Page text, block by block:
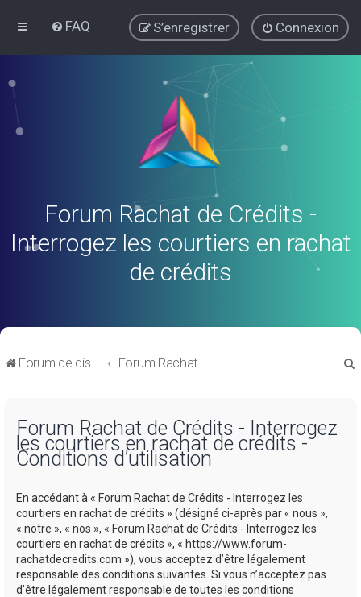
FAQ Connexion
S’enregistrer
Forum Rachat de Crédits -
Interrogez les courtiers en rachat
de crédits
Forum de discussions sur le Regroupement de Crédits et le Rachat de Crédits Forum Rachat de Crédits
Forum Rachat de Crédits - Interrogez
les courtiers en rachat de crédits -
Conditions d’utilisation
En accédant à « Forum Rachat de Crédits - Interrogez les
courtiers en rachat de crédits » (désigné ci-après par « nous »,
« notre », « nos », « Forum Rachat de Crédits - Interrogez les
courtiers en rachat de crédits », « https://www.forum-
rachatdecredits.com »), vous acceptez d’être légalement
responsable des conditions suivantes. Si vous n’acceptez pas
d’être légalement responsable de toutes les conditions